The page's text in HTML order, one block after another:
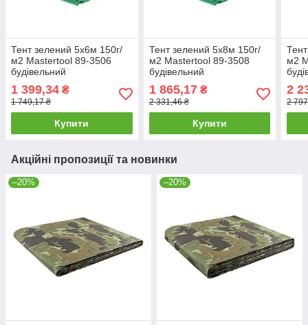
Тент зелений 5х6м 150г/
м2 Mastertool 89-3506
будівельний
туристичний
1 399,34 ₴
1 749,17 ₴
Купити
Тент зелений 5х8м 150г/
м2 Mastertool 89-3508
будівельний
туристичний
1 865,17₴
2 331,46 ₴
Купити
м2
2
2
Акційні пропозиції та новинки
–20% –20%